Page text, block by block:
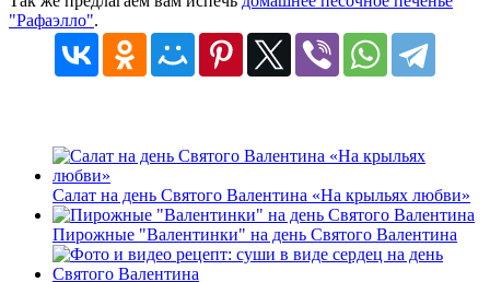
"Рафаэлло".
Салат на день Святого Валентина «На крыльях любви»
Пирожные "Валентинки" на день Святого Валентина